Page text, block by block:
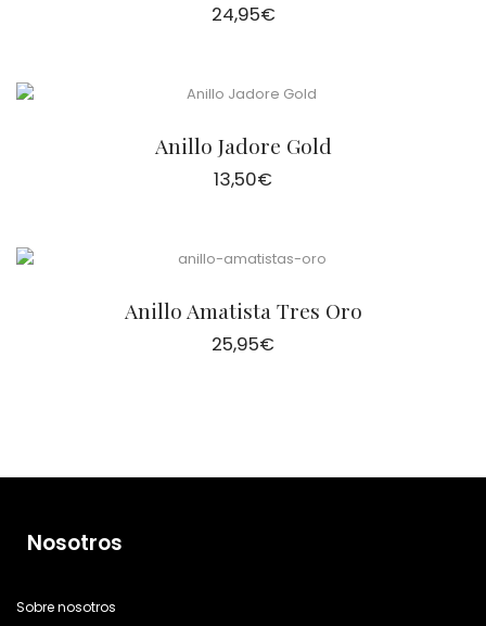
24,95€
Anillo Jadore Gold
13,50€
Anillo Amatista Tres Oro
25,95€
Nosotros
Sobre nosotros